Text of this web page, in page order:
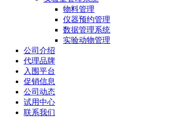
物料管理
仪器预约管理
数据管理系统
实验动物管理
公司介绍
代理品牌
入围平台
促销信息
公司动态
试用中心
联系我们